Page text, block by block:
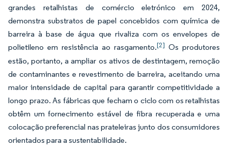
grandes retalhistas de comércio eletrónico em 2024,
demonstra substratos de papel concebidos com química de
barreira à base de água que rivaliza com os envelopes de
polietileno em resistência ao rasgamento.[2] Os produtores
estão, portanto, a ampliar os ativos de destintagem, remoção
de contaminantes e revestimento de barreira, aceitando uma
maior intensidade de capital para garantir competitividade a
longo prazo. As fábricas que fecham o ciclo com os retalhistas
obtêm um fornecimento estável de fibra recuperada e uma
colocação preferencial nas prateleiras junto dos consumidores
orientados para a sustentabilidade.